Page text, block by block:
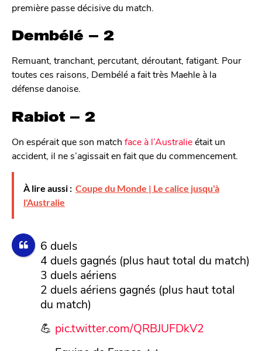
première passe décisive du match.
Dembélé – 2
Remuant, tranchant, percutant, déroutant, fatigant. Pour
toutes ces raisons, Dembélé a fait très Maehle à la
défense danoise.
Rabiot – 2
On espérait que son match face à l’Australieétait un
accident, il ne s’agissait en fait que du commencement.
À lire aussi : Coupe du Monde | Le calice jusqu'à
l'Australie
6 duels
4 duels gagnés (plus haut total du match)
3 duels aériens
2 duels aériens gagnés (plus haut total
du match)
💪 pic.twitter.com/QRBJUFDkV2